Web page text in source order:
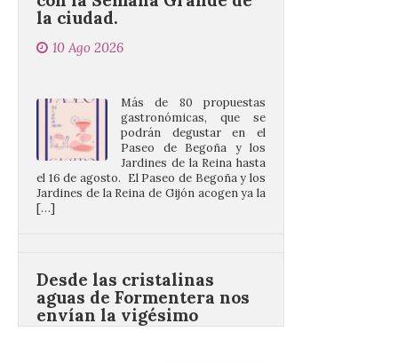
Más de 80 propuestas
Paseo de Begoña y los
Jardines de la Reina de Gijón acogen ya la
[…]
Desde las cristalinas
aguas de Formentera nos
envían la vigésimo
10 Ago 2026